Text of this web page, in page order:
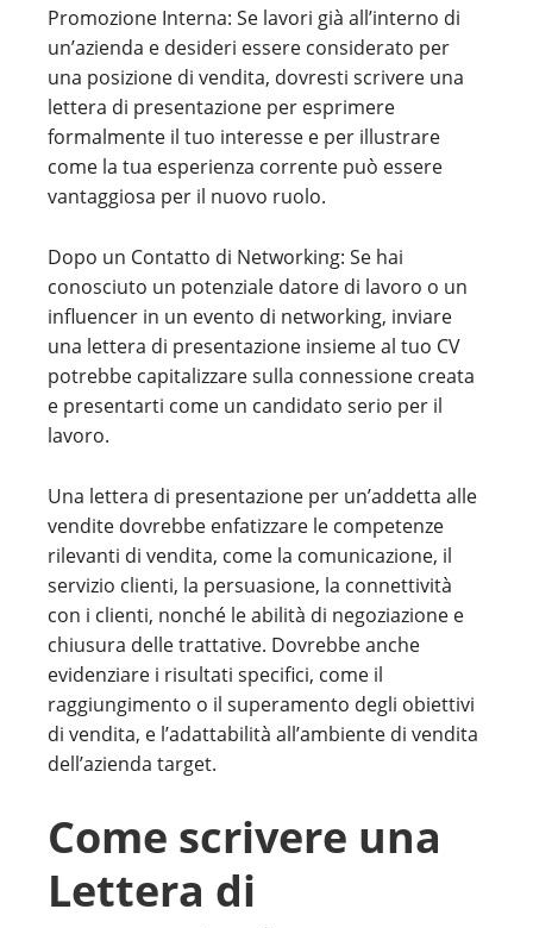
Promozione Interna: Se lavori già all’interno di
un’azienda e desideri essere considerato per
una posizione di vendita, dovresti scrivere una
lettera di presentazione per esprimere
formalmente il tuo interesse e per illustrare
come la tua esperienza corrente può essere
vantaggiosa per il nuovo ruolo.
Dopo un Contatto di Networking: Se hai
conosciuto un potenziale datore di lavoro o un
influencer in un evento di networking, inviare
una lettera di presentazione insieme al tuo CV
potrebbe capitalizzare sulla connessione creata
e presentarti come un candidato serio per il
lavoro.
Una lettera di presentazione per un’addetta alle
vendite dovrebbe enfatizzare le competenze
rilevanti di vendita, come la comunicazione, il
servizio clienti, la persuasione, la connettività
con i clienti, nonché le abilità di negoziazione e
chiusura delle trattative. Dovrebbe anche
evidenziare i risultati specifici, come il
raggiungimento o il superamento degli obiettivi
di vendita, e l’adattabilità all’ambiente di vendita
dell’azienda target.
Come scrivere una
Lettera di